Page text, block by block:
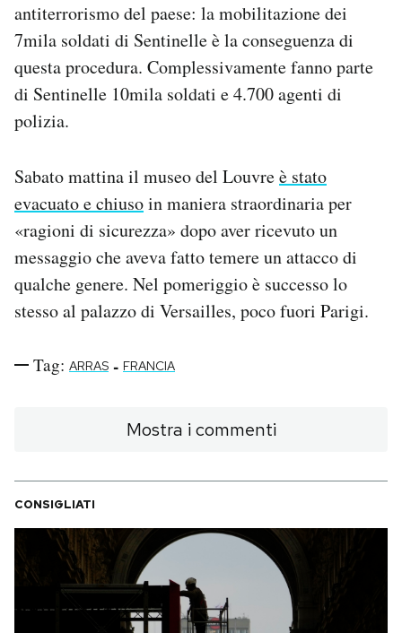
antiterrorismo del paese: la mobilitazione dei
7mila soldati di Sentinelle è la conseguenza di
questa procedura. Complessivamente fanno parte
di Sentinelle 10mila soldati e 4.700 agenti di
polizia.
Sabato mattina il museo del Louvreè stato
evacuato e chiusoin maniera straordinaria per
«ragioni di sicurezza» dopo aver ricevuto un
messaggio che aveva fatto temere un attacco di
qualche genere. Nel pomeriggio è successo lo
stesso al palazzo di Versailles, poco fuori Parigi.
Tag: ARRAS - FRANCIA
Mostra i commenti
CONSIGLIATI